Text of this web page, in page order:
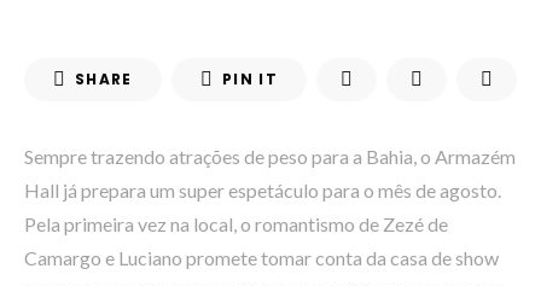
SHARE PIN IT
Sempre trazendo atrações de peso para a Bahia, o Armazém
Hall já prepara um super espetáculo para o mês de agosto.
Pela primeira vez na local, o romantismo de Zezé de
Camargo e Luciano promete tomar conta da casa de show